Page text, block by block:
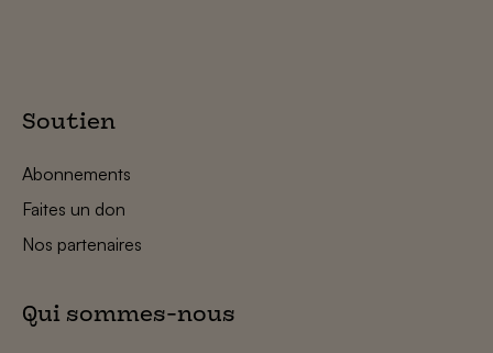
Soutien
Abonnements
Faites un don
Nos partenaires
Qui sommes-nous